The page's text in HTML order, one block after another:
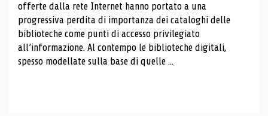
offerte dalla rete Internet hanno portato a una
progressiva perdita di importanza dei cataloghi delle
biblioteche come punti di accesso privilegiato
all’informazione. Al contempo le biblioteche digitali,
spesso modellate sulla base di quelle ...